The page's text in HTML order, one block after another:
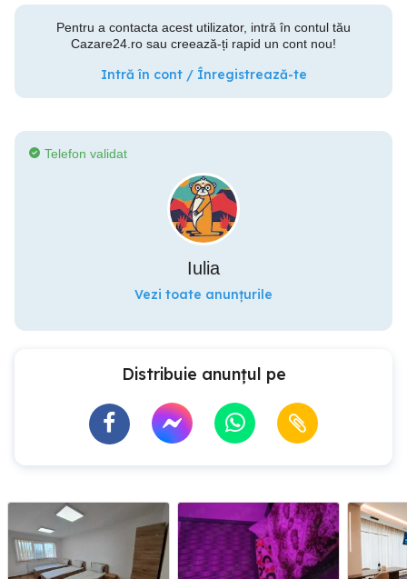
Pentru a contacta acest utilizator, intră în contul tău
Cazare24.ro sau creează-ți rapid un cont nou!
Intră în cont / Înregistrează-te
Telefon validat
Iulia
Vezi toate anunțurile
Distribuie anunțul pe